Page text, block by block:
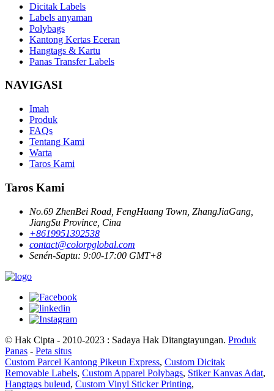
Dicitak Labels
Labels anyaman
Polybags
Kantong Kertas Eceran
Hangtags & Kartu
Panas Transfer Labels
NAVIGASI
Imah
Produk
FAQs
Tentang Kami
Warta
Taros Kami
Taros Kami
No.69 ZhenBei Road, FengHuang Town, ZhangJiaGang,
JiangSu Province, Cina
+8619951392538
contact@colorpglobal.com
Senén-Saptu: 9:00-17:00 GMT+8
© Hak Cipta - 2010-2023 : Sadaya Hak Ditangtayungan. Produk
Panas - Peta situs
Custom Parcel Kantong Pikeun Express, Custom Dicitak
Removable Labels, Custom Apparel Polybags, Stiker Kanvas Adat,
Hangtags buleud, Custom Vinyl Sticker Printing,